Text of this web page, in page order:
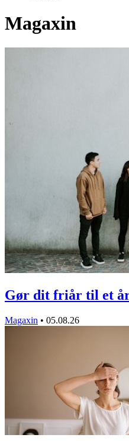
Magaxin
Gør dit friår til et
Magaxin • 05.08.26